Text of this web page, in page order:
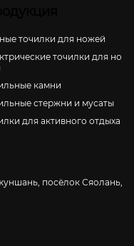
точилки для ножей
точилки для но
камни
стержни и мусаты
для активного отдыха
посёлок Сяолань,